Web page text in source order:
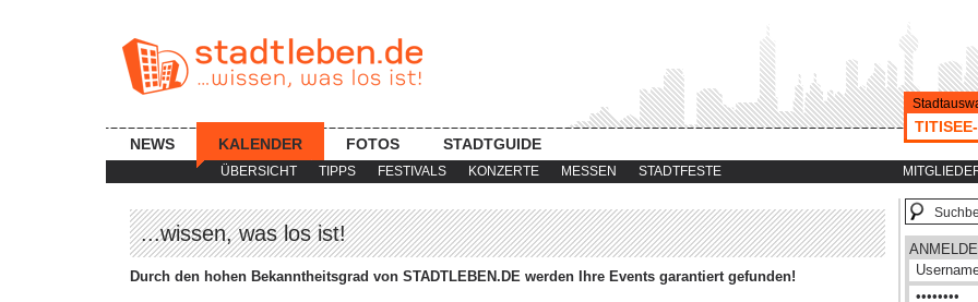
ÜBERSICHT TIPPS FESTIVALS KONZERTE MESSEN STADTFESTE
NEWS KALENDER FOTOS STADTGUIDE
...wissen, was los ist!
Durch den hohen Bekanntheitsgrad von STADTLEBEN.DE werden Ihre Events garantiert gefunden!